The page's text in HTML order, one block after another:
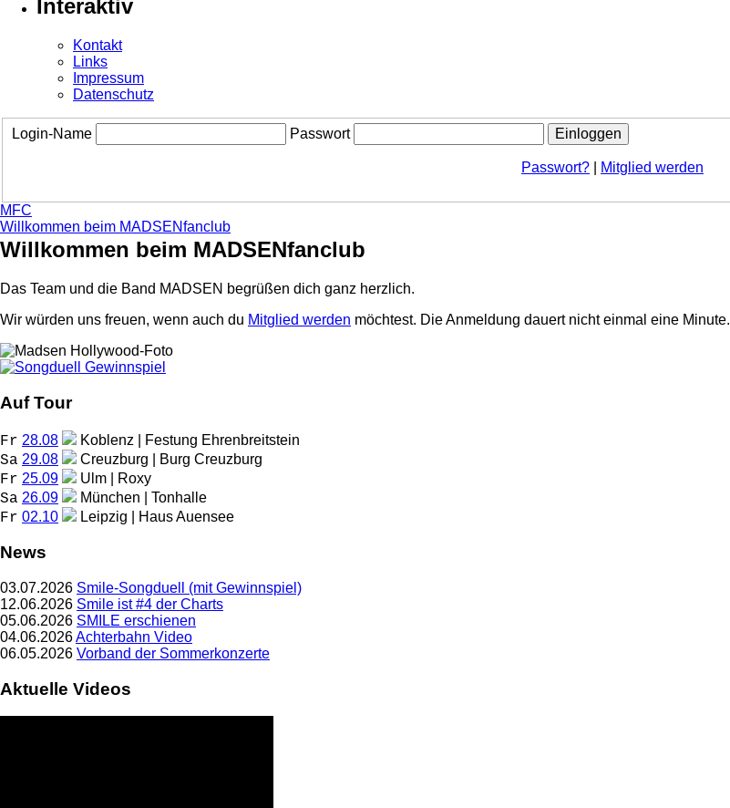
Interaktiv
Kontakt
Links
Impressum
Datenschutz
Login-Name Passwort
Passwort? Mitglied werden
MFC
Willkommen beim MADSENfanclub
Willkommen beim MADSENfanclub
Das Team und die Band MADSEN begrüßen dich ganz herzlich.
Wir würden uns freuen, wenn auch du Mitglied werden möchtest. Die Anmeldung dauert nicht einmal eine Minute.
Auf Tour
Fr 28.08 Koblenz | Festung Ehrenbreitstein
Sa 29.08 Creuzburg | Burg Creuzburg
Fr 25.09 Ulm | Roxy
Sa 26.09 München | Tonhalle
Fr 02.10 Leipzig | Haus Auensee
News
03.07.2026 Smile-Songduell (mit Gewinnspiel)
12.06.2026 Smile ist #4 der Charts
05.06.2026 SMILE erschienen
04.06.2026Achterbahn Video
06.05.2026 Vorband der Sommerkonzerte
Aktuelle Videos